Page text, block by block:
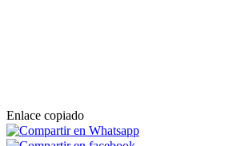
Enlace copiado